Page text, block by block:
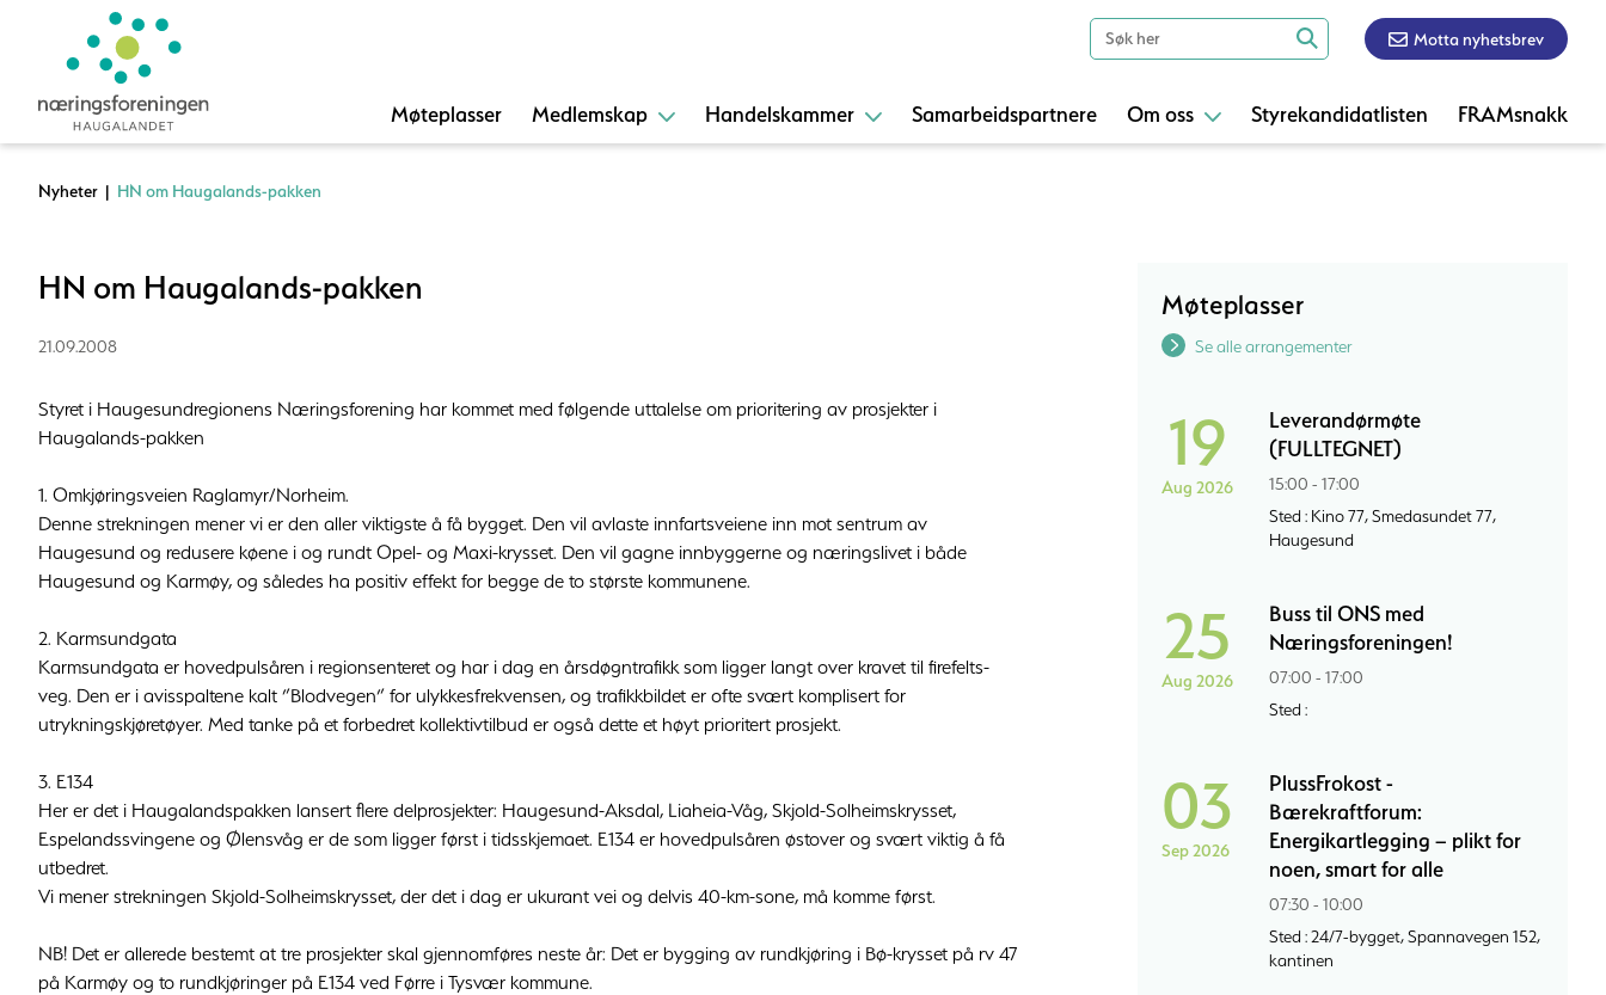
Motta nyhetsbrev
Møteplasser Medlemskap Handelskammer Samarbeidspartnere Om oss Styrekandidatlisten FRAMsnakk
Nyheter | HN om Haugalands-pakken
HN om Haugalands-pakken
21.09.2008
Styret i Haugesundregionens Næringsforening har kommet med følgende uttalelse om prioritering av prosjekter i
Haugalands-pakken
1. Omkjøringsveien Raglamyr/Norheim.
Denne strekningen mener vi er den aller viktigste å få bygget. Den vil avlaste innfartsveiene inn mot sentrum av
Haugesund og redusere køene i og rundt Opel- og Maxi-krysset. Den vil gagne innbyggerne og næringslivet i både
Haugesund og Karmøy, og således ha positiv effekt for begge de to største kommunene.
2. Karmsundgata
Karmsundgata er hovedpulsåren i regionsenteret og har i dag en årsdøgntrafikk som ligger langt over kravet til firefelts-
veg. Den er i avisspaltene kalt ”Blodvegen” for ulykkesfrekvensen, og trafikkbildet er ofte svært komplisert for
utrykningskjøretøyer. Med tanke på et forbedret kollektivtilbud er også dette et høyt prioritert prosjekt.
3. E134
Her er det i Haugalandspakken lansert flere delprosjekter: Haugesund-Aksdal, Liaheia-Våg, Skjold-Solheimskrysset,
Espelandssvingene og Ølensvåg er de som ligger først i tidsskjemaet. E134 er hovedpulsåren østover og svært viktig å få
utbedret.
Vi mener strekningen Skjold-Solheimskrysset, der det i dag er ukurant vei og delvis 40-km-sone, må komme først.
NB! Det er allerede bestemt at tre prosjekter skal gjennomføres neste år: Det er bygging av rundkjøring i Bø-krysset på rv 47
på Karmøy og to rundkjøringer på E134 ved Førre i Tysvær kommune.
Møteplasser
Se alle arrangementer
19
Aug 2026
Leverandørmøte
(FULLTEGNET)
15:00 - 17:00
Sted : Kino 77, Smedasundet 77,
Haugesund
25
Aug 2026
Buss til ONS med
Næringsforeningen!
07:00 - 17:00
Sted :
03
Sep 2026
PlussFrokost -
Bærekraftforum:
Energikartlegging – plikt for
noen, smart for alle
07:30 - 10:00
Sted : 24/7-bygget, Spannavegen 152,
kantinen